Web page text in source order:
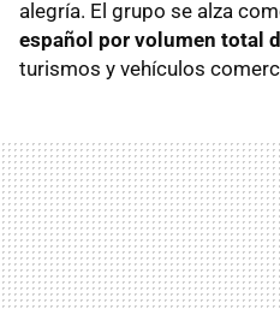
alegría. El grupo se alza
español por volumen total
turismos y vehículos